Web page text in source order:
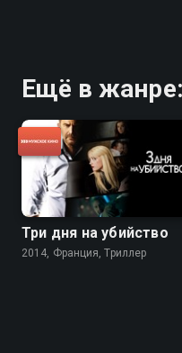
Ещё в
Три дня на убийство
2014, Франция, Триллер